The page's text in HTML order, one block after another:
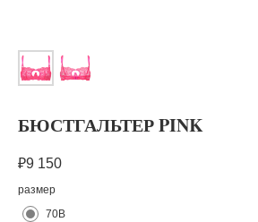
БЮСТГАЛЬТЕР PINK
₽9 150
размер
70B